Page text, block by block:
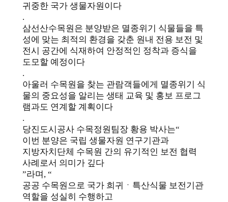
귀중한 국가 생물자원이다
.
삼선산수목원은 분양받은 멸종위기 식물들을 특
성에 맞는 최적의 환경을 갖춘 원내 전용 보전 및
전시 공간에 식재하여 안정적인 정착과 증식을
도모할 예정이다
.
아울러 수목원을 찾는 관람객들에게 멸종위기 식
물의 중요성을 알리는 생태 교육 및 홍보 프로그
램과도 연계할 계획이다
.
당진도시공사 수목정원팀장 황용 박사는“
이번 분양은 국립 생물자원 연구기관과
지방자치단체 수목원 간의 유기적인 보전 협력
사례로서 의미가 깊다
”라며 , “
공공 수목원으로 국가 희귀ㆍ특산식물 보전기관
역할을 성실히 수행하고